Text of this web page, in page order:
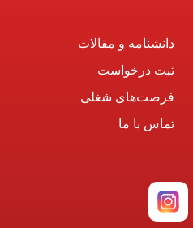
دانشنامه و مقالات
ثبت درخواست
فرصت‌های شغلی
تماس با ما